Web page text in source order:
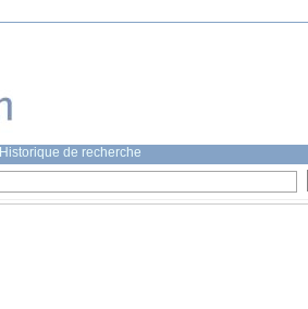
Historique de recherche